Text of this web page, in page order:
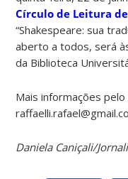
Círculo de Leitura
“Shakespeare: sua
aberto a todos, será
da Biblioteca
Mais informações pelo
Daniela Caniçali/